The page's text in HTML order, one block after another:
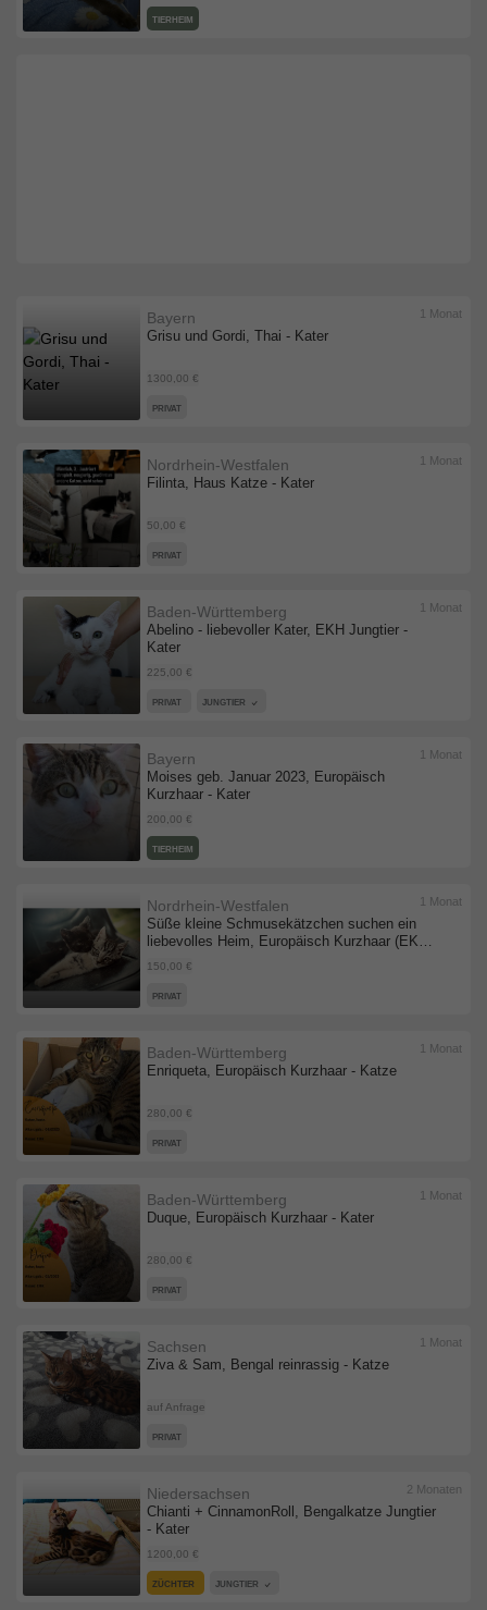
TIERHEIM
Grisu und Gordi, Thai - Kater
Bayern
1300,00 €
1 Monat
PRIVAT
Filinta, ‌Haus Katze - Kater
Nordrhein-Westfalen
50,00 €
1 Monat
PRIVAT
Abelino - liebevoller Kater, EKH Jungtier -
Kater
Baden-Württemberg
225,00 €
1 Monat
PRIVAT JUNGTIER
Moises geb. Januar 2023, Europäisch
Kurzhaar - Kater
Bayern
200,00 €
1 Monat
TIERHEIM
Süße kleine Schmusekätzchen suchen ein
liebevolles Heim, Europäisch Kurzhaar (EKH)
- Katze
Nordrhein-Westfalen
150,00 €
1 Monat
PRIVAT
Enriqueta, Europäisch Kurzhaar - Katze
Baden-Württemberg
280,00 €
1 Monat
PRIVAT
Duque, Europäisch Kurzhaar - Kater
Baden-Württemberg
280,00 €
1 Monat
PRIVAT
Ziva & Sam, Bengal reinrassig - Katze
Sachsen
auf Anfrage
1 Monat
PRIVAT
Chianti + CinnamonRoll, Bengalkatze Jungtier
- Kater
Niedersachsen
1200,00 €
2 Monaten
ZÜCHTER JUNGTIER